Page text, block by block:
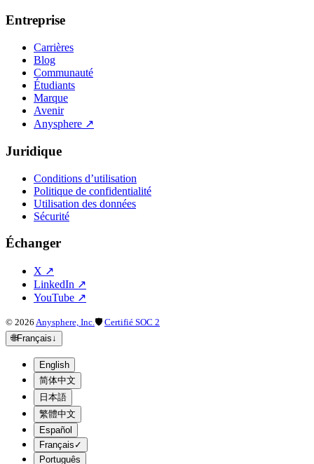
Entreprise
Carrières
Blog
Communauté
Étudiants
Marque
Avenir
Anysphere ↗
Juridique
Conditions d’utilisation
Politique de confidentialité
Utilisation des données
Sécurité
Échanger
X ↗
LinkedIn ↗
YouTube ↗
© 2026 Anysphere, Inc. 🛡 Certifié SOC 2
🌐Français↓
English
简体中文
日本語
繁體中文
Español
Français ✓
Português